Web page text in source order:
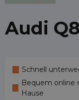
Audi Q8
Schnell
Bequem online
Hause